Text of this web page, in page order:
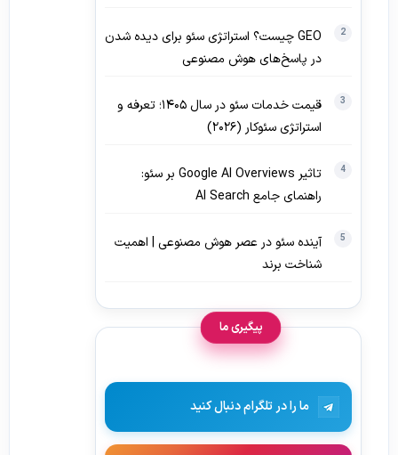
GEO چیست؟ استراتژی سئو برای دیده‌ شدن
در پاسخ‌های هوش مصنوعی
قیمت خدمات سئو در سال ۱۴۰۵؛ تعرفه و
استراتژی سئوکار (۲۰۲۶)
تاثیر Google AI Overviews بر سئو:
راهنمای جامع AI Search
آینده سئو در عصر هوش مصنوعی | اهمیت
شناخت برند
پیگیری ما
ما را در تلگرام دنبال کنید